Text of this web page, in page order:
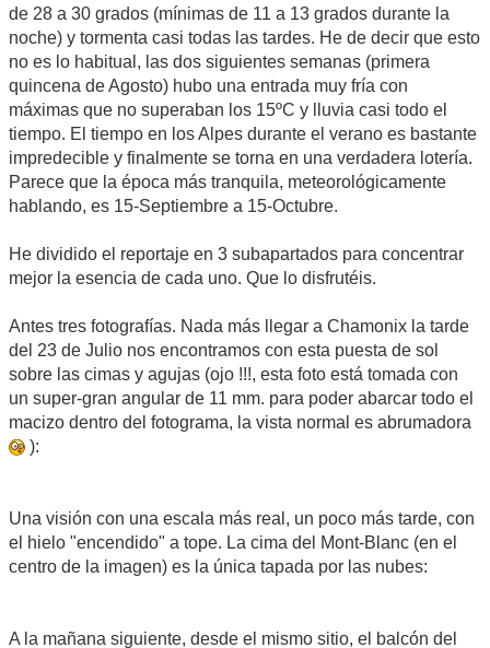
de 28 a 30 grados (mínimas de 11 a 13 grados durante la
noche) y tormenta casi todas las tardes. He de decir que esto
no es lo habitual, las dos siguientes semanas (primera
quincena de Agosto) hubo una entrada muy fría con
máximas que no superaban los 15ºC y lluvia casi todo el
tiempo. El tiempo en los Alpes durante el verano es bastante
impredecible y finalmente se torna en una verdadera lotería.
Parece que la época más tranquila, meteorológicamente
hablando, es 15-Septiembre a 15-Octubre.
He dividido el reportaje en 3 subapartados para concentrar
mejor la esencia de cada uno. Que lo disfrutéis.
Antes tres fotografías. Nada más llegar a Chamonix la tarde
del 23 de Julio nos encontramos con esta puesta de sol
sobre las cimas y agujas (ojo !!!, esta foto está tomada con
un super-gran angular de 11 mm. para poder abarcar todo el
macizo dentro del fotograma, la vista normal es abrumadora
):
Una visión con una escala más real, un poco más tarde, con
el hielo "encendido" a tope. La cima del Mont-Blanc (en el
centro de la imagen) es la única tapada por las nubes:
A la mañana siguiente, desde el mismo sitio, el balcón del